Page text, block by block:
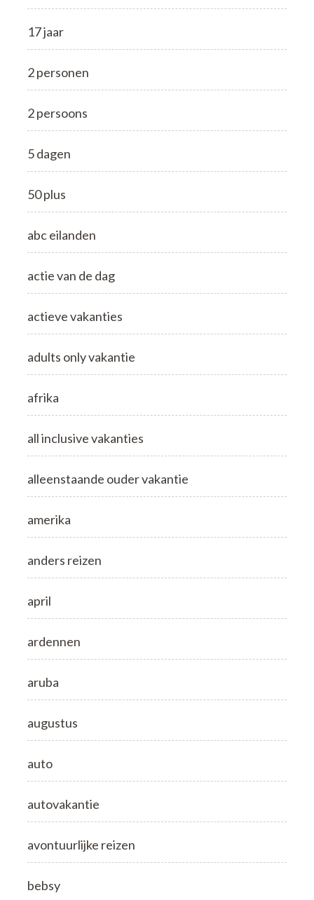
17 jaar
2 personen
2 persoons
5 dagen
50 plus
abc eilanden
actie van de dag
actieve vakanties
adults only vakantie
afrika
all inclusive vakanties
alleenstaande ouder vakantie
amerika
anders reizen
april
ardennen
aruba
augustus
auto
autovakantie
avontuurlijke reizen
bebsy